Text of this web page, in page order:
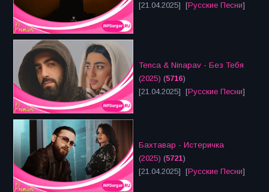
[21.04.2025] [Русские Песни]
Tenca & Ninapav - Без Тебя
(2025) (5716)
[21.04.2025] [Русские Песни]
Бахтавар - Истеричка
(2025) (5721)
[21.04.2025] [Русские Песни]